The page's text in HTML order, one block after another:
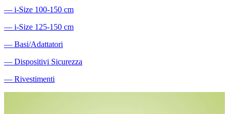
― i-Size 100-150 cm
― i-Size 125-150 cm
― Basi/Adattatori
― Dispositivi Sicurezza
― Rivestimenti